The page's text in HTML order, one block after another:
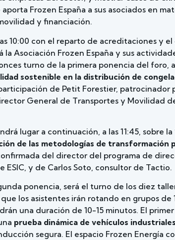
Frozen España a sus asociados en
y financiación.
10:00 con el reparto de acreditaciones y
la Asociación Frozen España y sus
turno de la primera ponencia del foro, a
sostenible en la distribución de
de Petit Forestier, patrocinador
General de Transportes y Movilidad
lugar a continuación, a las 11:45, sobre la
de las metodologías de transformación
del director del programa de
ESIC, y de Carlos Soto, consultor de Tactio.
ponencia, será el turno de los diez
los asistentes irán rotando en grupos de
una duración de 10-15 minutos. El
prueba dinámica de vehículos
segura. El espacio Frozen Energía